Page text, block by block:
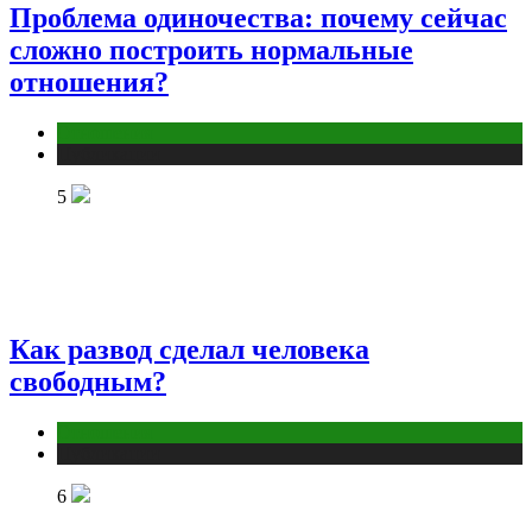
Проблема одиночества: почему сейчас
сложно построить нормальные
отношения?
5
Как развод сделал человека
свободным?
6